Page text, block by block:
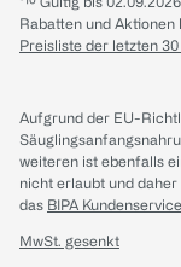
Rabatten und
Preisliste der letzten 30
Aufgrund der EU-
weiteren ist ebenfalls
nicht erlaubt und
das BIPA Kundenservice
MwSt. gesenkt